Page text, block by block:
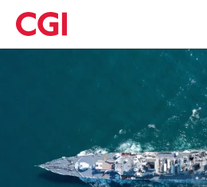
Skip
to
main